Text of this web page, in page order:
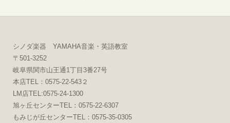
シノダ楽器 YAMAHA音楽・英語教室
〒501-3252
岐阜県関市山王通1丁目3番27号
本店TEL：0575-22-543２
LM店TEL:0575-24-1300
旭ヶ丘センターTEL：0575-22-6307
もみじが丘センターTEL：0575-35-0305